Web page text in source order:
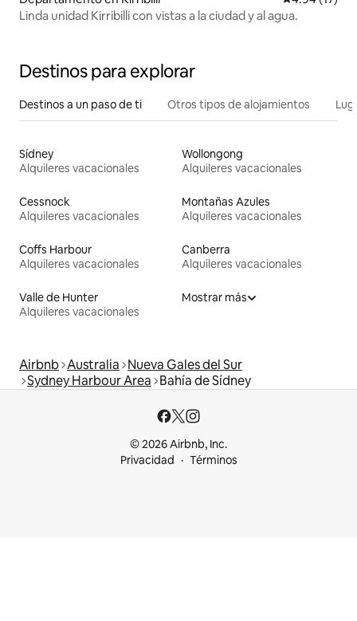
Linda unidad Kirribilli con vistas a la ciudad y al agua.
Destinos para explorar
Destinos a un paso de ti Otros tipos de alojamientos
Sídney
Alquileres vacacionales
Wollongong
Alquileres vacacionales
Cessnock
Alquileres vacacionales
Montañas Azules
Alquileres vacacionales
Coffs Harbour
Alquileres vacacionales
Canberra
Alquileres vacacionales
Valle de Hunter
Alquileres vacacionales
Mostrar más
Airbnb Australia Nueva Gales del Sur
Sydney Harbour Area Bahía de Sídney
© 2026 Airbnb, Inc.
Privacidad
Términos